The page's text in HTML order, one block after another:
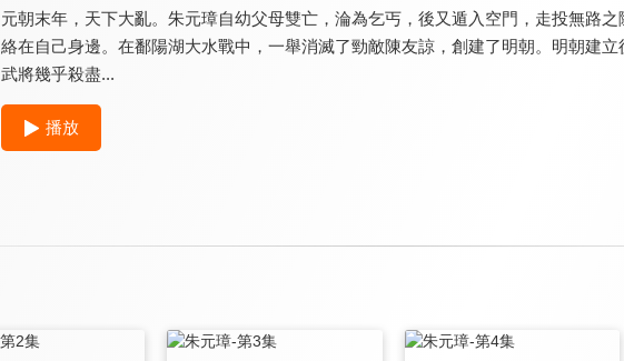
元朝末年，天下大亂。朱元璋自幼父母雙亡，淪為乞丐，後又遁入空門，走投無路
絡在自己身邊。在鄱陽湖大水戰中，一舉消滅了勁敵陳友諒，創建了明朝。明朝建
武將幾乎殺盡...
播放